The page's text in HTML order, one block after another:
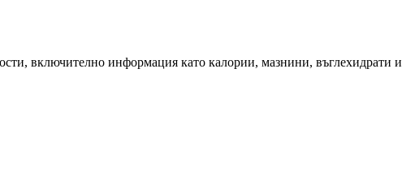
включително информация като калории, мазнини, въглехидрати